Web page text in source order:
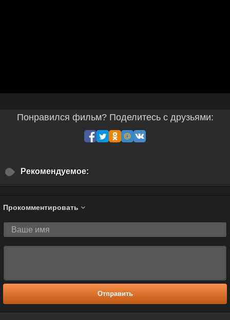
Понравился фильм? Поделитесь с друзьями:
Рекомендуемое:
Прокомментировать
Отправить